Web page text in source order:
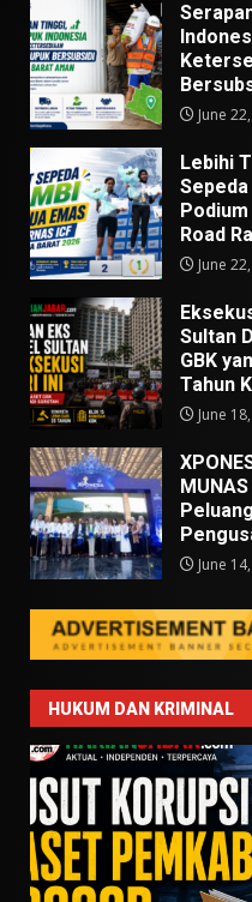
June
Lebihi
Road
June
Sultan
GBK
Tahun
June
June
HUKUM DAN KRIMINAL